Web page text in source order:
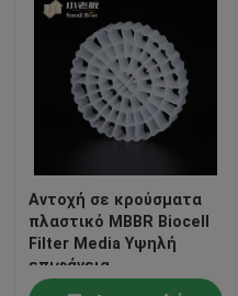
Προϊόντα
Περίπου εμείς
Αντοχή σε κρούσματα
πλαστικό MBBR Biocell
Filter Media Υψηλή
επιφάνεια